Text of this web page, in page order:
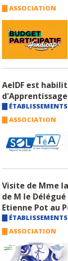
ASSOCIATION
AeIDF est
d'Apprentissage
ASSOCIATION
Visite de Mme
de M le
Etienne Pot au
ASSOCIATION